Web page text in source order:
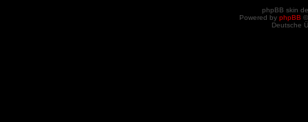
phpBB skin
Powered by phpBB
Deutsche